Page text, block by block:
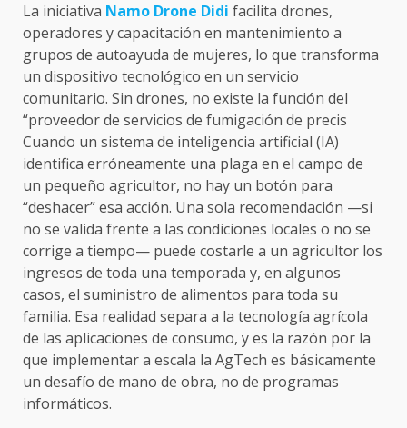
La iniciativa Namo Drone Didi facilita drones,
operadores y capacitación en mantenimiento a
grupos de autoayuda de mujeres, lo que transforma
un dispositivo tecnológico en un servicio
comunitario. Sin drones, no existe la función del
“proveedor de servicios de fumigación de precis
Cuando un sistema de inteligencia artificial (IA)
identifica erróneamente una plaga en el campo de
un pequeño agricultor, no hay un botón para
“deshacer” esa acción. Una sola recomendación —si
no se valida frente a las condiciones locales o no se
corrige a tiempo— puede costarle a un agricultor los
ingresos de toda una temporada y, en algunos
casos, el suministro de alimentos para toda su
familia. Esa realidad separa a la tecnología agrícola
de las aplicaciones de consumo, y es la razón por la
que implementar a escala la AgTech es básicamente
un desafío de mano de obra, no de programas
informáticos.